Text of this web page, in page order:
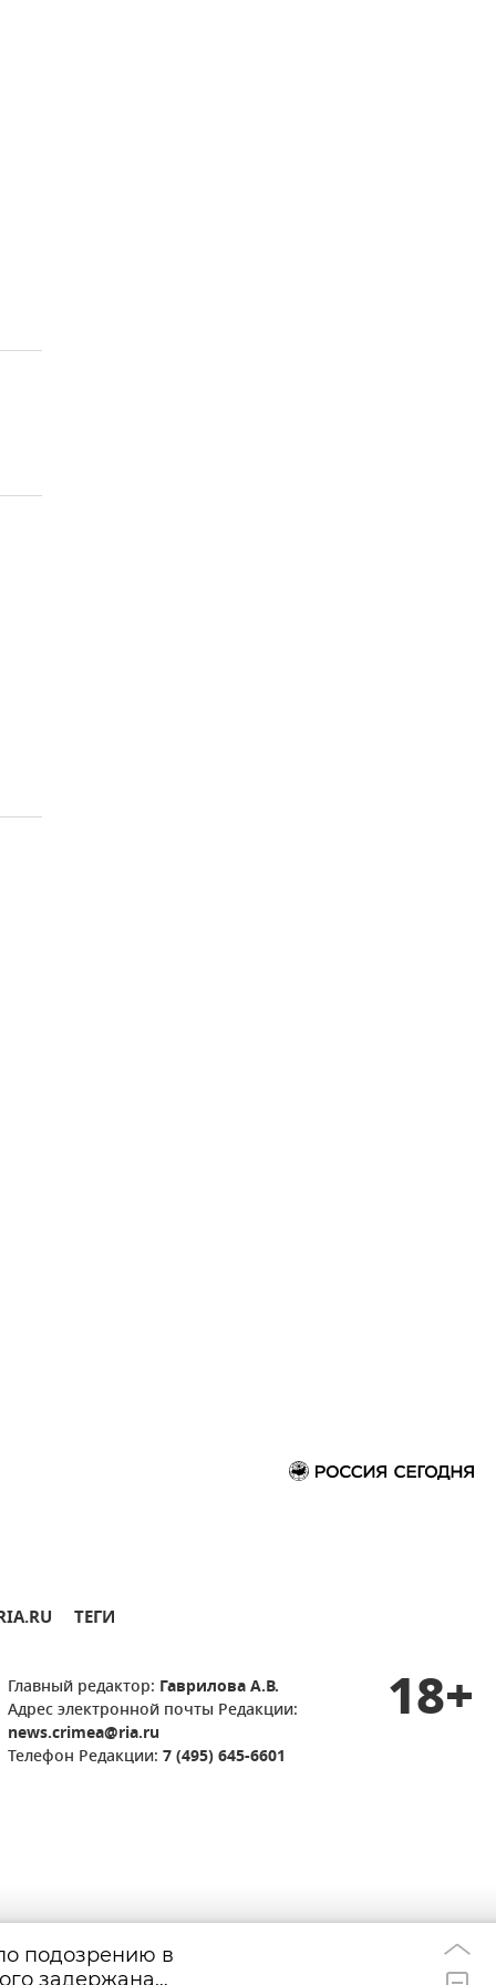
ТЕГИ
Главный редактор: Гаврилова А.В.
Адрес электронной почты Редакции:
news.crimea@ria.ru
Телефон Редакции: 7 (495) 645-6601
18+
подозрению в
задержана
Отбой
объявили в